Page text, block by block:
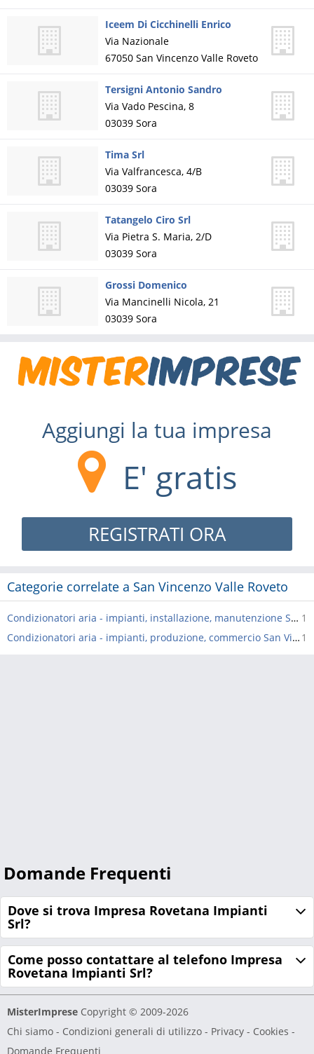
Iceem Di Cicchinelli Enrico
Via Nazionale
67050 San Vincenzo Valle Roveto
Tersigni Antonio Sandro
Via Vado Pescina, 8
03039 Sora
Tima Srl
Via Valfrancesca, 4/B
03039 Sora
Tatangelo Ciro Srl
Via Pietra S. Maria, 2/D
03039 Sora
Grossi Domenico
Via Mancinelli Nicola, 21
03039 Sora
Aggiungi la tua impresa
E' gratis
REGISTRATI ORA
Categorie correlate a San Vincenzo Valle Roveto
1
Condizionatori aria - impianti, installazione, manutenzione San Vincenzo Valle Roveto
1
Condizionatori aria - impianti, produzione, commercio San Vincenzo Valle Roveto
Domande Frequenti
Dove si trova Impresa Rovetana Impianti
Srl?
Come posso contattare al telefono Impresa
Rovetana Impianti Srl?
MisterImprese Copyright © 2009-2026
Chi siamo - Condizioni generali di utilizzo - Privacy - Cookies -
Domande Frequenti